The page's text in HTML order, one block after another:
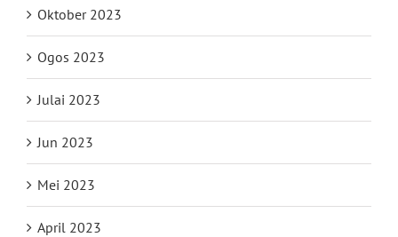
Oktober 2023
Ogos 2023
Julai 2023
Jun 2023
Mei 2023
April 2023